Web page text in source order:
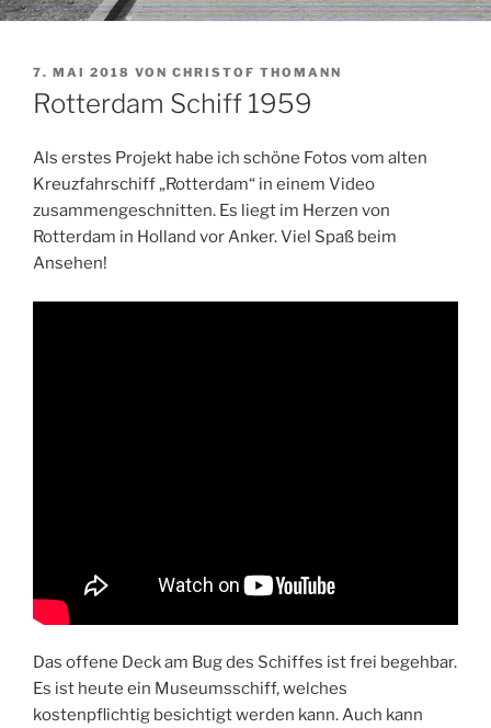
VERÖFFENTLICHT
AM
7. MAI 2018 VON CHRISTOF THOMANN
Rotterdam Schiff 1959
Als erstes Projekt habe ich schöne Fotos vom alten
Kreuzfahrschiff „Rotterdam“ in einem Video
zusammengeschnitten. Es liegt im Herzen von
Rotterdam in Holland vor Anker. Viel Spaß beim
Ansehen!
Das offene Deck am Bug des Schiffes ist frei begehbar.
Es ist heute ein Museumsschiff, welches
kostenpflichtig besichtigt werden kann. Auch kann